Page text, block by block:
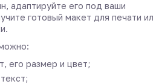
адаптируйте его под ваши
готовый макет для печати
его размер и цвет;